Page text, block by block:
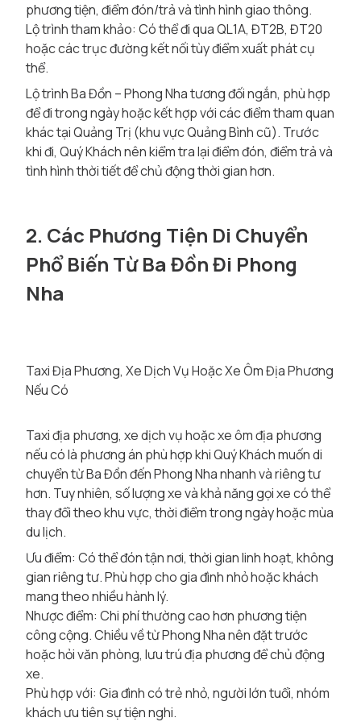
phương tiện, điểm đón/trả và tình hình giao thông.
Lộ trình tham khảo: Có thể đi qua QL1A, ĐT2B, ĐT20
hoặc các trục đường kết nối tùy điểm xuất phát cụ
thể.
Lộ trình Ba Đồn – Phong Nha tương đối ngắn, phù hợp
để đi trong ngày hoặc kết hợp với các điểm tham quan
khác tại Quảng Trị (khu vực Quảng Bình cũ). Trước
khi đi, Quý Khách nên kiểm tra lại điểm đón, điểm trả và
tình hình thời tiết để chủ động thời gian hơn.
2. Các Phương Tiện Di Chuyển
Phổ Biến Từ Ba Đồn Đi Phong
Nha
Taxi Địa Phương, Xe Dịch Vụ Hoặc Xe Ôm Địa Phương
Nếu Có
Taxi địa phương, xe dịch vụ hoặc xe ôm địa phương
nếu có là phương án phù hợp khi Quý Khách muốn di
chuyển từ Ba Đồn đến Phong Nha nhanh và riêng tư
hơn. Tuy nhiên, số lượng xe và khả năng gọi xe có thể
thay đổi theo khu vực, thời điểm trong ngày hoặc mùa
du lịch.
Ưu điểm: Có thể đón tận nơi, thời gian linh hoạt, không
gian riêng tư. Phù hợp cho gia đình nhỏ hoặc khách
mang theo nhiều hành lý.
Nhược điểm: Chi phí thường cao hơn phương tiện
công cộng. Chiều về từ Phong Nha nên đặt trước
hoặc hỏi văn phòng, lưu trú địa phương để chủ động
xe.
Phù hợp với: Gia đình có trẻ nhỏ, người lớn tuổi, nhóm
khách ưu tiên sự tiện nghi.